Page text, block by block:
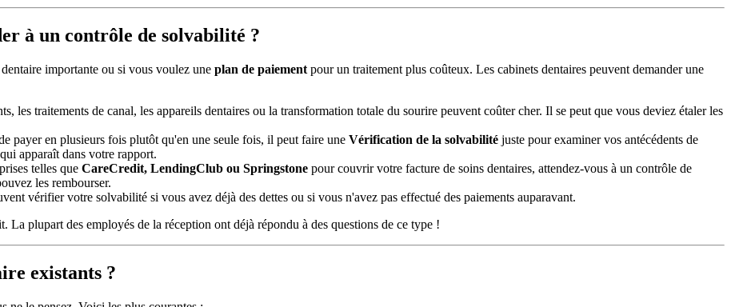
à un contrôle de solvabilité ?
importante ou si vous voulez une plan de paiement pour un traitement plus coûteux. Les cabinets dentaires peuvent demander une
les traitements de canal, les appareils dentaires ou la transformation totale du sourire peuvent coûter cher. Il se peut que vous deviez étaler les
payer en plusieurs fois plutôt qu'en une seule fois, il peut faire une Vérification de la solvabilité juste pour examiner vos antécédents de
qui apparaît dans votre rapport.
telles que CareCredit, LendingClub ou Springstone pour couvrir votre facture de soins dentaires, attendez-vous à un contrôle de
les rembourser.
vérifier votre solvabilité si vous avez déjà des dettes ou si vous n'avez pas effectué des paiements auparavant.
plupart des employés de la réception ont déjà répondu à des questions de ce type !
existants ?